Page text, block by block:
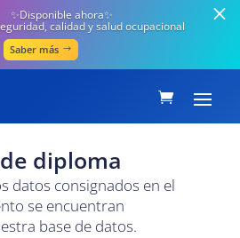
✨Disponible ahora✨
calidad y salud ocupacional
Saber más
diploma
datos consignados en el
se encuentran
base de datos.